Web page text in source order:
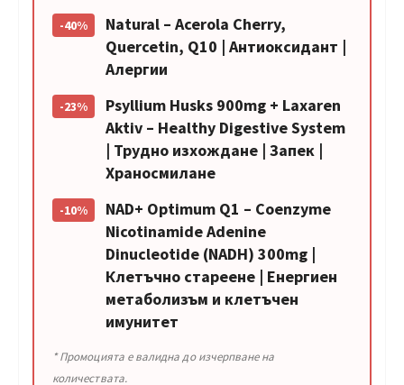
-40%
Natural – Acerola Cherry,
Quercetin, Q10 | Антиоксидант |
Алергии
-23%
Psyllium Husks 900mg + Laxaren
Aktiv – Healthy Digestive System
| Трудно изхождане | Запек |
Храносмилане
-10%
NAD+ Optimum Q1 – Coenzyme
Nicotinamide Adenine
Dinucleotide (NADH) 300mg |
Клетъчно стареене | Енергиен
метаболизъм и клетъчен
имунитет
* Промоцията е валидна до изчерпване на
количествата.